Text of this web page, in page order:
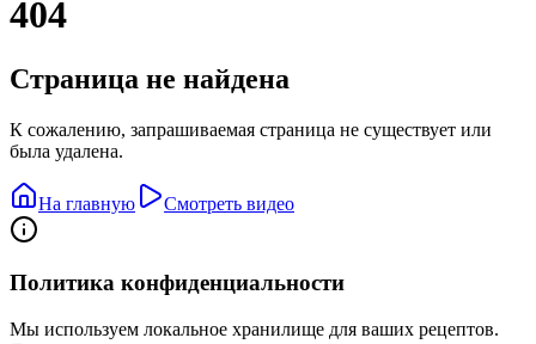
404
Страница не найдена
К сожалению, запрашиваемая страница не существует или
была удалена.
На главную Смотреть видео
Политика конфиденциальности
Мы используем локальное хранилище для ваших рецептов.